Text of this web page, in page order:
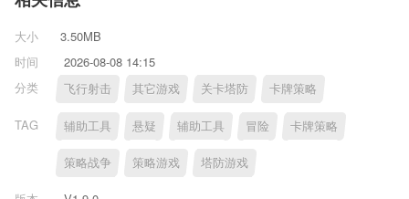
大小
3.50MB
时间
2026-08-08 14:15
分类
飞行射击 其它游戏 关卡塔防 卡牌策略
TAG 辅助工具 悬疑 辅助工具 冒险 卡牌策略
策略战争 策略游戏 塔防游戏